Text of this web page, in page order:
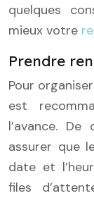
quelques
mieux votre
Prendre
Pour
est
l’avance.
assurer que
date et
files